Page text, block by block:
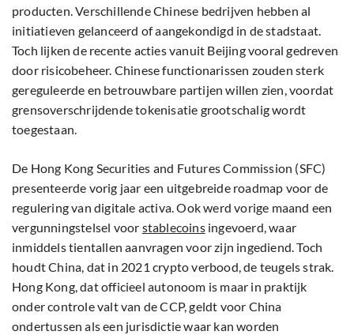
producten. Verschillende Chinese bedrijven hebben al
initiatieven gelanceerd of aangekondigd in de stadstaat.
Toch lijken de recente acties vanuit Beijing vooral gedreven
door risicobeheer. Chinese functionarissen zouden sterk
gereguleerde en betrouwbare partijen willen zien, voordat
grensoverschrijdende tokenisatie grootschalig wordt
toegestaan.
De Hong Kong Securities and Futures Commission (SFC)
presenteerde vorig jaar een uitgebreide roadmap voor de
regulering van digitale activa. Ook werd vorige maand een
vergunningstelsel voor stablecoinsingevoerd, waar
inmiddels tientallen aanvragen voor zijn ingediend. Toch
houdt China, dat in 2021 crypto verbood, de teugels strak.
Hong Kong, dat officieel autonoom is maar in praktijk
onder controle valt van de CCP, geldt voor China
ondertussen als een jurisdictie waar kan worden